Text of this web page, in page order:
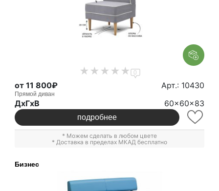
0
от 11 800₽ Арт.: 10430
Прямой диван
ДxГxВ 60x60x83
подробнее
* Можем сделать в любом цвете
* Доставка в пределах МКАД бесплатно
Бизнес